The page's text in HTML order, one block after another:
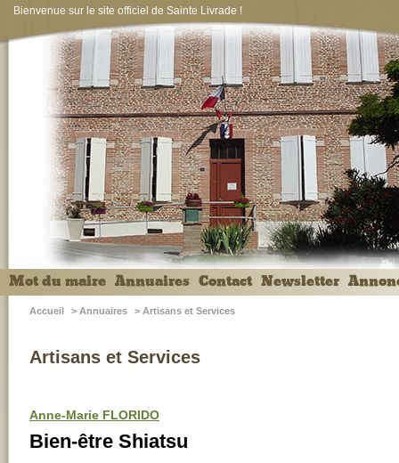
Bienvenue sur le site officiel de Sainte Livrade !
Mot du maire Annuaires Contact Newsletter
Accueil > Annuaires > Artisans et Services
Artisans et Services
Anne-Marie FLORIDO
Bien-être Shiatsu